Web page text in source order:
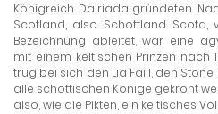
Königreich Dalriada gründeten.
Scotland, also Schottland.
Bezeichnung ableitet, war eine
mit einem keltischen Prinzen
trug bei sich den Lia Faill, den
alle schottischen Könige gekrönt
also, wie die Pikten, ein keltisches